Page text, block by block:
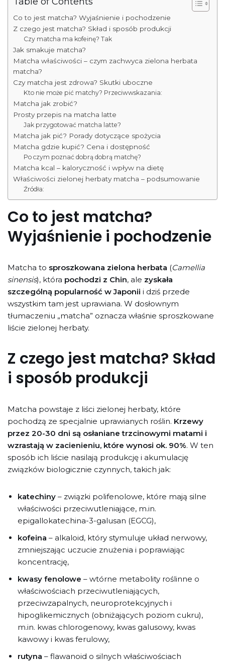
Co to jest matcha? Wyjaśnienie i pochodzenie
Z czego jest matcha? Skład i sposób produkcji
Czy matcha ma kofeinę? Tak
Jak smakuje matcha?
Matcha właściwości – czym zachwyca zielona herbata
matcha?
Czy matcha jest zdrowa? Skutki uboczne
Kto nie może pić matchy? Przeciwwskazania:
Matcha jak zrobić?
Prosty przepis na matcha latte
Jak przygotować matcha latte?
Matcha jak pić? Porady dotyczące spożycia
Matcha gdzie kupić? Cena i dostępność
Po czym poznać dobrą dobrą matchę?
Matcha kcal – kaloryczność i wpływ na dietę
Właściwości zielonej herbaty matcha – podsumowanie
Źródła:
Co to jest matcha?
Wyjaśnienie i pochodzenie
Matcha to sproszkowana zielona herbata (Camellia
sinensis), która pochodzi z Chin, ale zyskała
szczególną popularność w Japonii i dziś przede
wszystkim tam jest uprawiana. W dosłownym
tłumaczeniu „matcha” oznacza właśnie sproszkowane
liście zielonej herbaty.
Z czego jest matcha? Skład
i sposób produkcji
Matcha powstaje z liści zielonej herbaty, które
pochodzą ze specjalnie uprawianych roślin. Krzewy
przez 20-30 dni są osłaniane trzcinowymi matami i
wzrastają w zacienieniu, które wynosi ok. 90%. W ten
sposób ich liście nasilają produkcję i akumulację
związków biologicznie czynnych, takich jak:
katechiny – związki polifenolowe, które mają silne
właściwości przeciwutleniające, m.in.
epigallokatechina-3-galusan (EGCG),
kofeina – alkaloid, który stymuluje układ nerwowy,
zmniejszając uczucie znużenia i poprawiając
koncentrację,
kwasy fenolowe – wtórne metabolity roślinne o
właściwościach przeciwutleniających,
przeciwzapalnych, neuroprotekcyjnych i
hipoglikemicznych (obniżających poziom cukru),
m.in. kwas chlorogenowy, kwas galusowy, kwas
kawowy i kwas ferulowy,
rutyna – flawanoid o silnych właściwościach